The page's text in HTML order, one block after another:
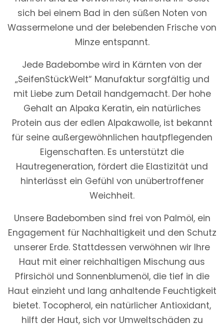
sich bei einem Bad in den süßen Noten von
Wassermelone und der belebenden Frische von
Minze entspannt.
Jede Badebombe wird in Kärnten von der
„SeifenStückWelt“ Manufaktur sorgfältig und
mit Liebe zum Detail handgemacht. Der hohe
Gehalt an Alpaka Keratin, ein natürliches
Protein aus der edlen Alpakawolle, ist bekannt
für seine außergewöhnlichen hautpflegenden
Eigenschaften. Es unterstützt die
Hautregeneration, fördert die Elastizität und
hinterlässt ein Gefühl von unübertroffener
Weichheit.
Unsere Badebomben sind frei von Palmöl, ein
Engagement für Nachhaltigkeit und den Schutz
unserer Erde. Stattdessen verwöhnen wir Ihre
Haut mit einer reichhaltigen Mischung aus
Pfirsichöl und Sonnenblumenöl, die tief in die
Haut einzieht und lang anhaltende Feuchtigkeit
bietet. Tocopherol, ein natürlicher Antioxidant,
hilft der Haut, sich vor Umweltschäden zu